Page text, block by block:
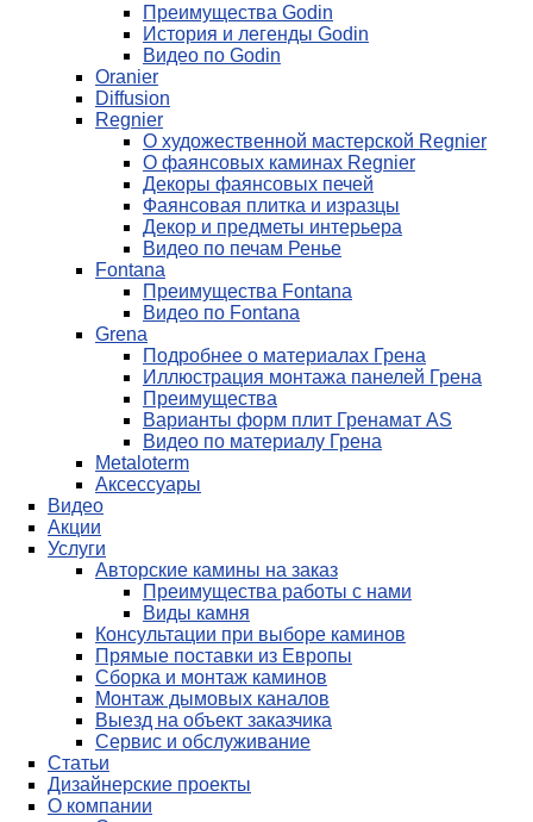
Преимущества Godin
История и легенды Godin
Видео по Godin
Oranier
Diffusion
Regnier
О художественной мастерской Regnier
О фаянсовых каминах Regnier
Декоры фаянсовых печей
Фаянсовая плитка и изразцы
Декор и предметы интерьера
Видео по печам Ренье
Fontana
Преимущества Fontana
Видео по Fontana
Grena
Подробнее о материалах Грена
Иллюстрация монтажа панелей Грена
Преимущества
Варианты форм плит Гренамат AS
Видео по материалу Грена
Metaloterm
Аксессуары
Видео
Акции
Услуги
Авторские камины на заказ
Преимущества работы с нами
Виды камня
Консультации при выборе каминов
Прямые поставки из Европы
Сборка и монтаж каминов
Монтаж дымовых каналов
Выезд на объект заказчика
Сервис и обслуживание
Статьи
Дизайнерские проекты
О компании